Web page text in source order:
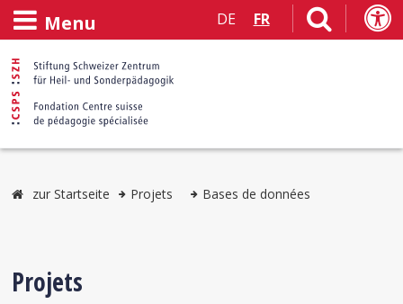
Menu DE FR
zur Startseite Projets Bases de données
Projets